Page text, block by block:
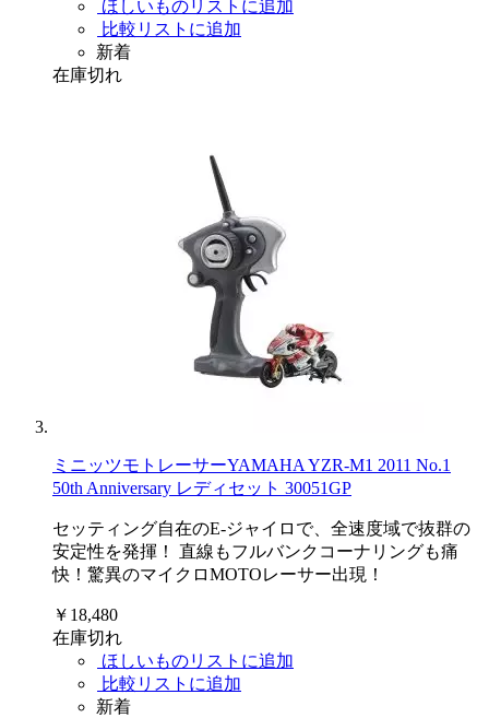
ほしいものリストに追加
比較リストに追加
新着
在庫切れ
ミニッツモトレーサーYAMAHA YZR-M1 2011 No.1
50th Anniversary レディセット 30051GP
セッティング自在のE-ジャイロで、全速度域で抜群の
安定性を発揮！ 直線もフルバンクコーナリングも痛
快！驚異のマイクロMOTOレーサー出現！
￥18,480
在庫切れ
ほしいものリストに追加
比較リストに追加
新着